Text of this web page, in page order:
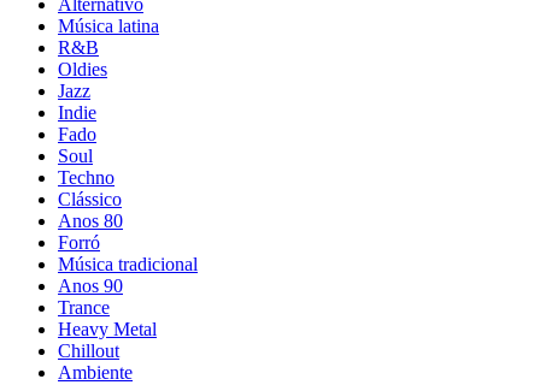
Alternativo
Música latina
R&B
Oldies
Jazz
Indie
Fado
Soul
Techno
Clássico
Anos 80
Forró
Música tradicional
Anos 90
Trance
Heavy Metal
Chillout
Ambiente